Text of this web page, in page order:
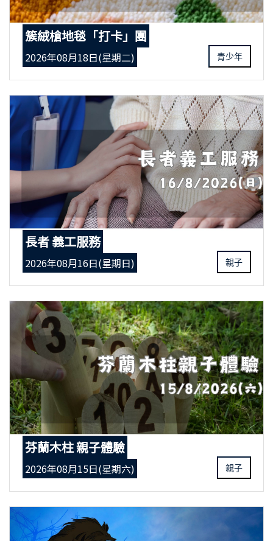
簇絨槍地毯「打卡」團
2026年08月18日(星期二) 青少年
長者 義工服務
2026年08月16日(星期日) 親子
芬蘭木柱 親子體驗
2026年08月15日(星期六) 親子